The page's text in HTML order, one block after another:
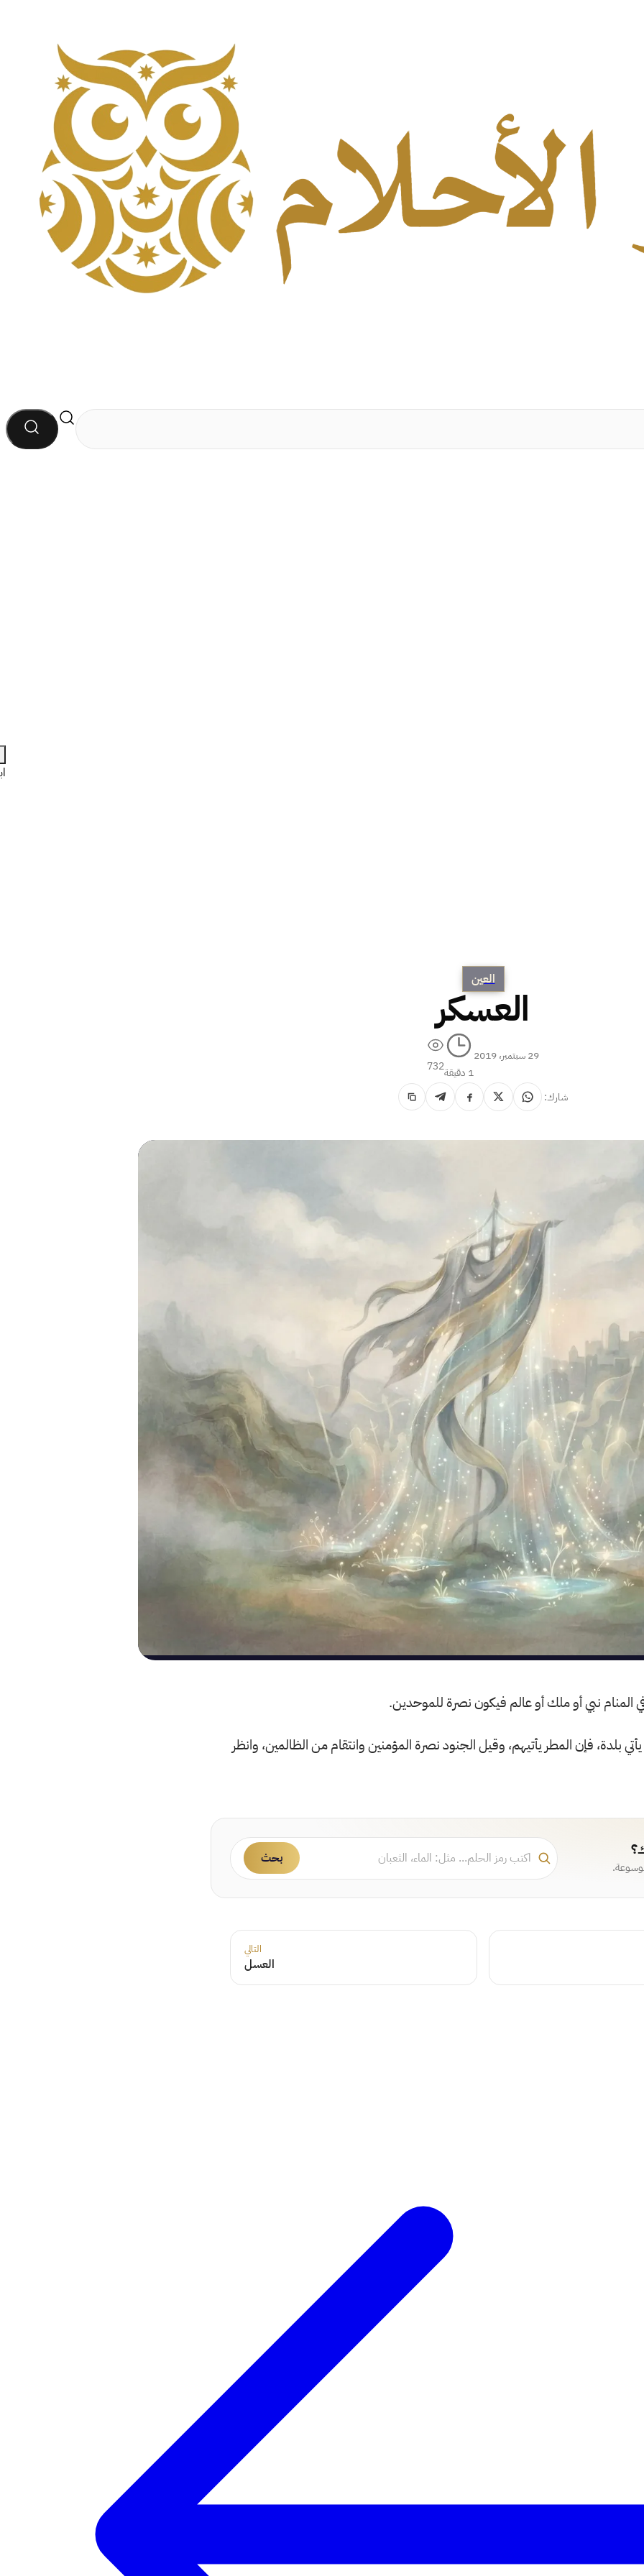
العين
العسكر
29 سبتمبر، 2019
1 دقيقة
732
شارك:
المنام نبي أو ملك أو عالم فيكون نصرة للموحدين.
بلدة، فإن المطر يأتيهم، وقيل الجنود نصرة المؤمنين وانتقام من الظالمين، وانظر
بحث
التالي
العسل